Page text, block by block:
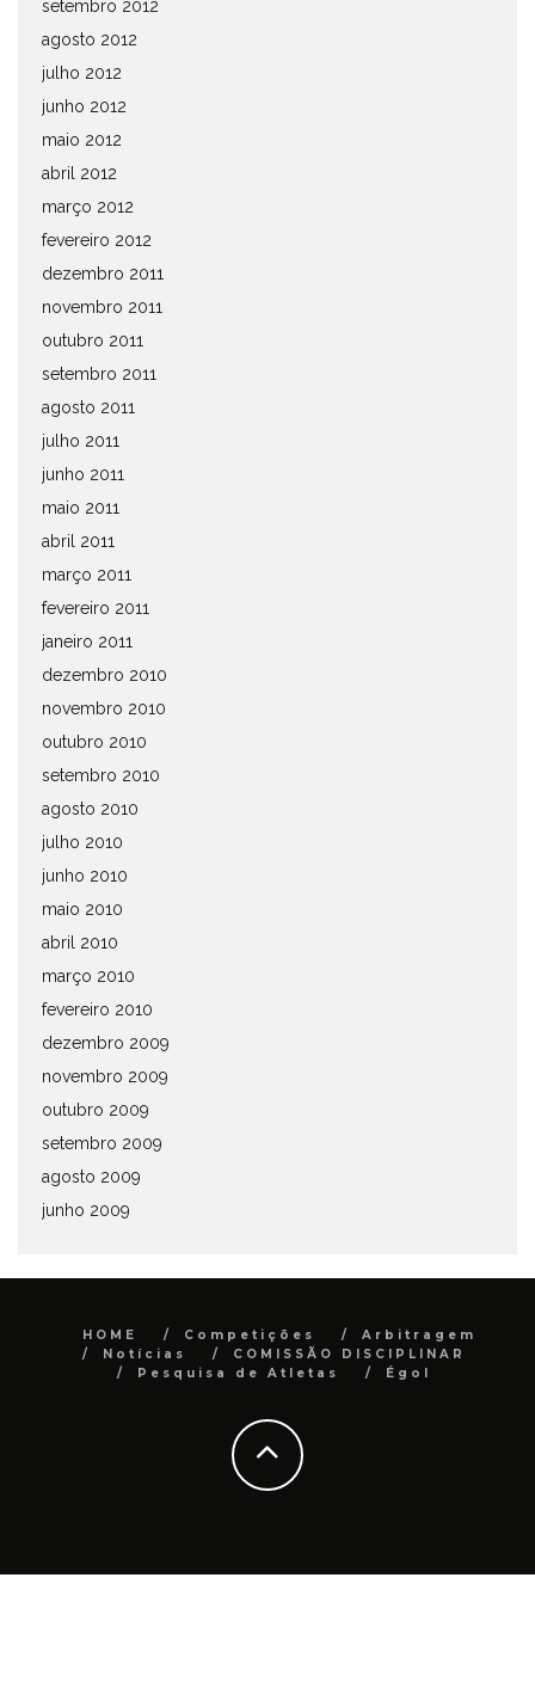
setembro 2012
agosto 2012
julho 2012
junho 2012
maio 2012
abril 2012
março 2012
fevereiro 2012
dezembro 2011
novembro 2011
outubro 2011
setembro 2011
agosto 2011
julho 2011
junho 2011
maio 2011
abril 2011
março 2011
fevereiro 2011
janeiro 2011
dezembro 2010
novembro 2010
outubro 2010
setembro 2010
agosto 2010
julho 2010
junho 2010
maio 2010
abril 2010
março 2010
fevereiro 2010
dezembro 2009
novembro 2009
outubro 2009
setembro 2009
agosto 2009
junho 2009
HOME Competições
Arbitragem
Notícias
COMISSÃO DISCIPLINAR
Pesquisa de Atletas
Égol